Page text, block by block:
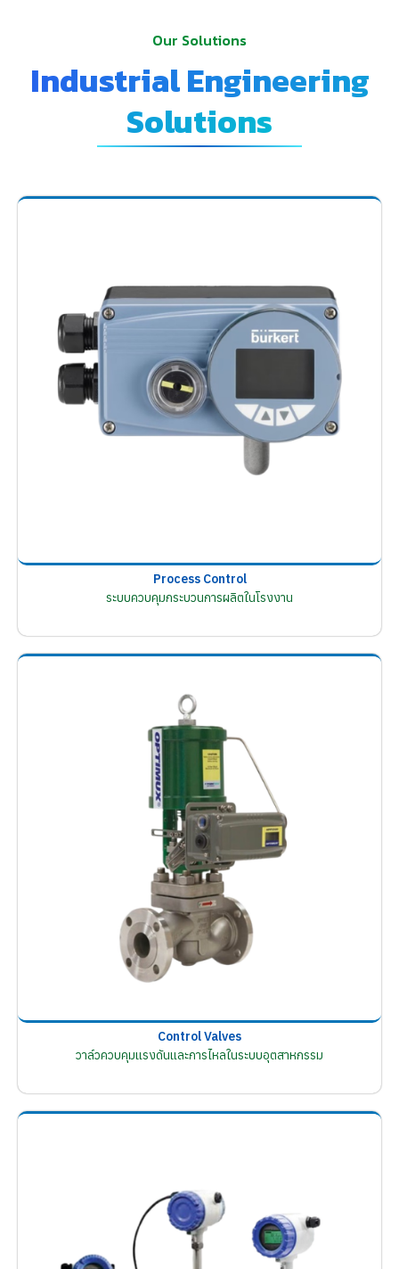
Our Solutions
Industrial Engineering
Solutions
Process Control
ระบบควบคุมกระบวนการผลิตในโรงงาน
Control Valves
วาล์วควบคุมแรงดันและการไหลในระบบอุตสาหกรรม